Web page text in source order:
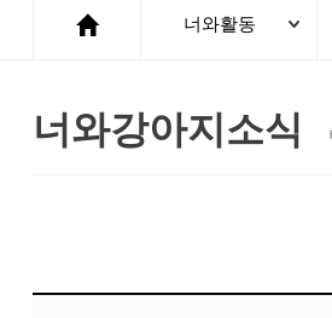
너와활동
너와강아지소식